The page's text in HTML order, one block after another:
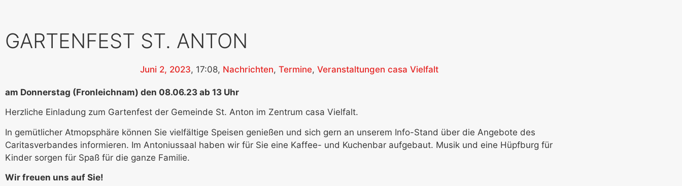
GARTENFEST ST. ANTON
Juni 2, 2023, 17:08, Nachrichten, Termine, Veranstaltungen casa Vielfalt
am Donnerstag (Fronleichnam) den 08.06.23 ab 13 Uhr
Herzliche Einladung zum Gartenfest der Gemeinde St. Anton im Zentrum casa Vielfalt.
In gemütlicher Atmopsphäre können Sie vielfältige Speisen genießen und sich gern an unserem Info-Stand über die Angebote des
Caritasverbandes informieren. Im Antoniussaal haben wir für Sie eine Kaffee- und Kuchenbar aufgebaut. Musik und eine Hüpfburg für
Kinder sorgen für Spaß für die ganze Familie.
Wir freuen uns auf Sie!